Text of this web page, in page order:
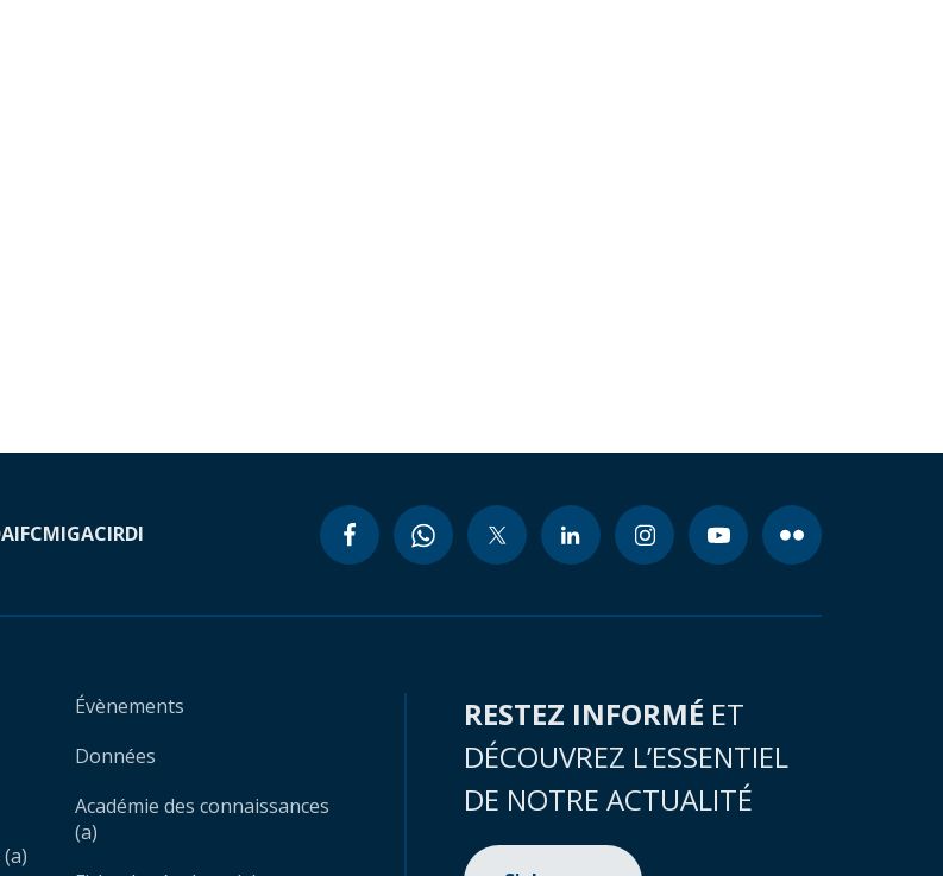
IFCMIGACIRDI
Évènements
Données
Académie des connaissances
(a)
RESTEZ INFORMÉ ET
DÉCOUVREZ L’ESSENTIEL
DE NOTRE ACTUALITÉ